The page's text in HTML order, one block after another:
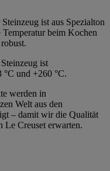
ist aus Spezialton
beim Kochen
ist
°C und +260 °C.
werden in
Welt aus den
– damit wir die Qualität
Le Creuset erwarten.